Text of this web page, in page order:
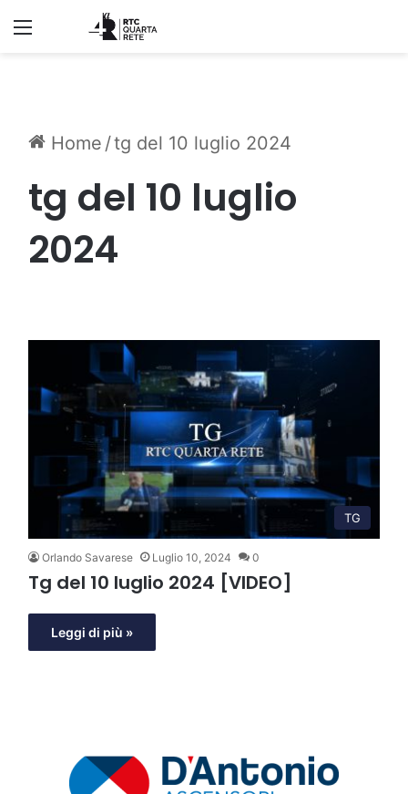
Home /tg del 10 luglio 2024
tg del 10 luglio
2024
TG
Orlando Savarese Luglio 10, 2024 0
Tg del 10 luglio 2024 [VIDEO]
Leggi di più »